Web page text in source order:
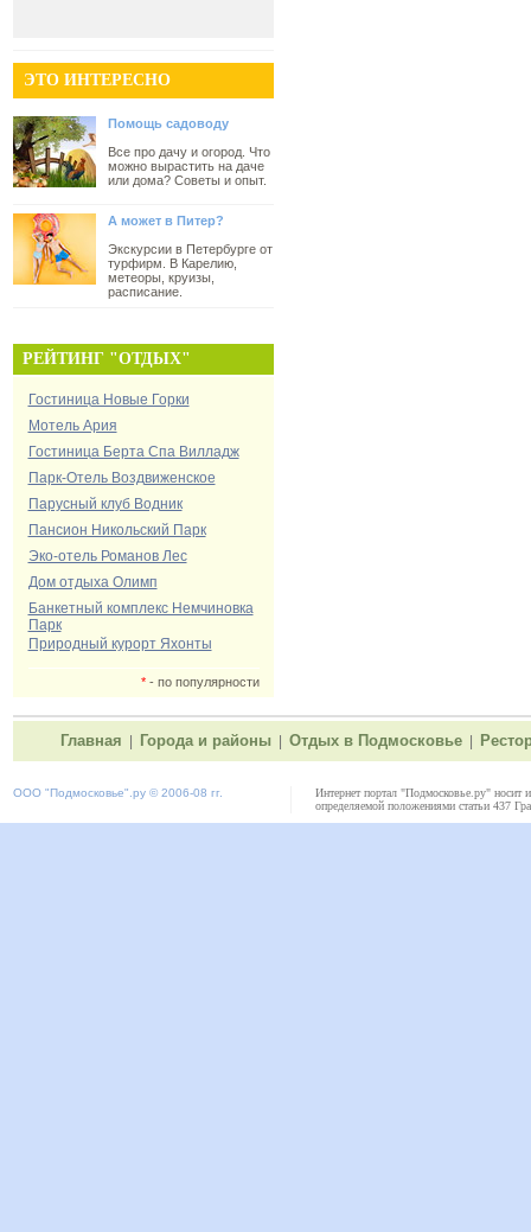
ЭТО ИНТЕРЕСНО
Помощь садоводу
Все про дачу и огород. Что
можно вырастить на даче
или дома? Советы и опыт.
А может в Питер?
Экскурсии в Петербурге от
турфирм. В Карелию,
метеоры, круизы,
расписание.
РЕЙТИНГ "ОТДЫХ"
Гостиница Новые Горки
Мотель Ария
Гостиница Берта Спа Вилладж
Парк-Отель Воздвиженское
Парусный клуб Водник
Пансион Никольский Парк
Эко-отель Романов Лес
Дом отдыха Олимп
Банкетный комплекс Немчиновка
Парк
Природный курорт Яхонты
*- по популярности
Главная Города и районы Отдых в Подмосковье
ООО "Подмосковье" .ру © 2006-08 гг.
Интернет портал "Подмосковье.ру" носит
определяемой положениями статьи 437